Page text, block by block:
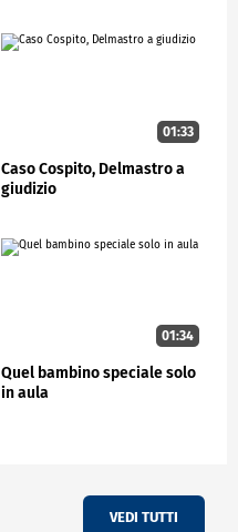
01:33
Caso Cospito, Delmastro a
giudizio
01:34
Quel bambino speciale solo
in aula
VEDI TUTTI